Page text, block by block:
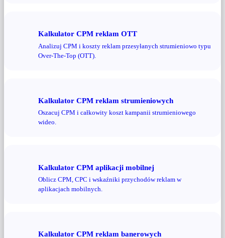
Kalkulator CPM reklam OTT
Analizuj CPM i koszty reklam przesyłanych strumieniowo typu
Over-The-Top (OTT).
Kalkulator CPM reklam strumieniowych
Oszacuj CPM i całkowity koszt kampanii strumieniowego
wideo.
Kalkulator CPM aplikacji mobilnej
Oblicz CPM, CPC i wskaźniki przychodów reklam w
aplikacjach mobilnych.
Kalkulator CPM reklam banerowych